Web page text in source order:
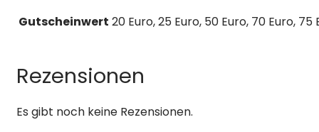
Gutscheinwert 20 Euro, 25 Euro, 50 Euro, 70 Euro,
Rezensionen
Es gibt noch keine Rezensionen.